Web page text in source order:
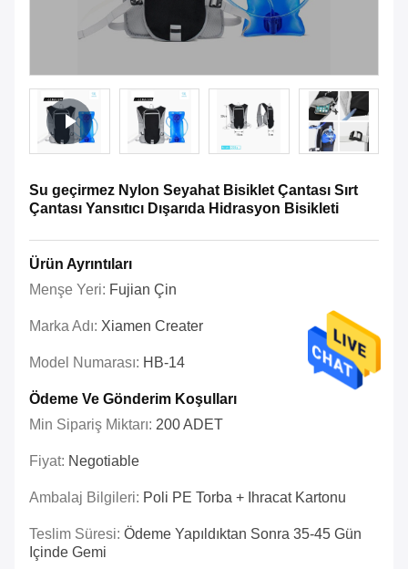
Su geçirmez Nylon Seyahat Bisiklet Çantası Sırt
Çantası Yansıtıcı Dışarıda Hidrasyon Bisikleti
Ürün Ayrıntıları
Menşe Yeri: Fujian Çin
Marka Adı: Xiamen Creater
Model Numarası: HB-14
Ödeme Ve Gönderim Koşulları
Min Sipariş Miktarı: 200 ADET
Fiyat: Negotiable
Ambalaj Bilgileri: Poli PE Torba + Ihracat Kartonu
Teslim Süresi: Ödeme Yapıldıktan Sonra 35-45 Gün
Içinde Gemi